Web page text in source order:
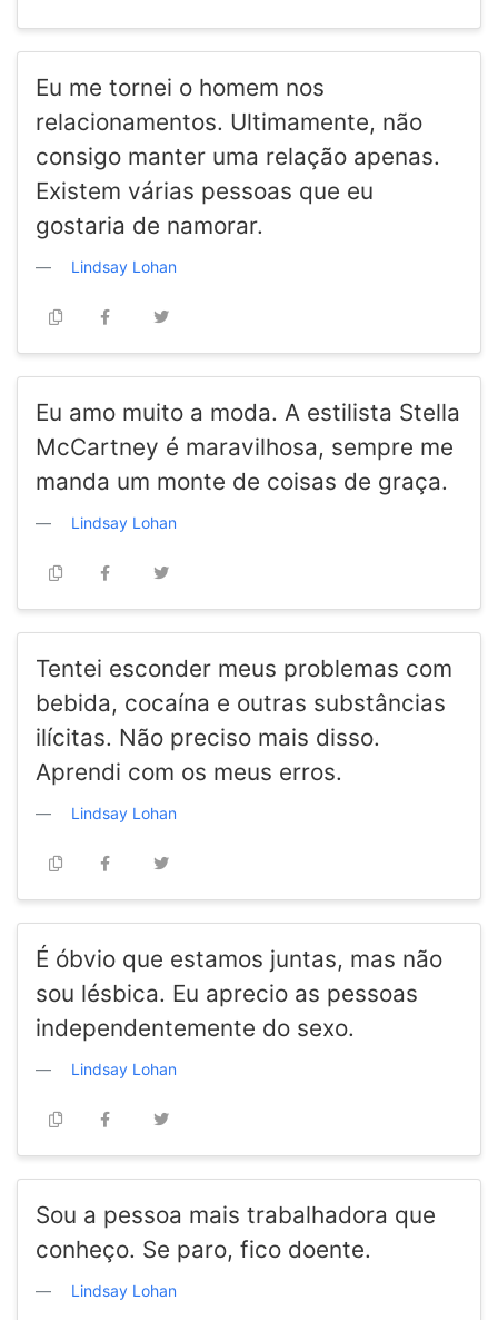
Eu me tornei o homem nos
relacionamentos. Ultimamente, não
consigo manter uma relação apenas.
Existem várias pessoas que eu
gostaria de namorar.
Lindsay Lohan
Eu amo muito a moda. A estilista Stella
McCartney é maravilhosa, sempre me
manda um monte de coisas de graça.
Lindsay Lohan
Tentei esconder meus problemas com
bebida, cocaína e outras substâncias
ilícitas. Não preciso mais disso.
Aprendi com os meus erros.
Lindsay Lohan
É óbvio que estamos juntas, mas não
sou lésbica. Eu aprecio as pessoas
independentemente do sexo.
Lindsay Lohan
Sou a pessoa mais trabalhadora que
conheço. Se paro, fico doente.
Lindsay Lohan